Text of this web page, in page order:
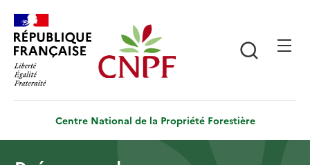
contenu
principal
Centre National de la Propriété Forestière